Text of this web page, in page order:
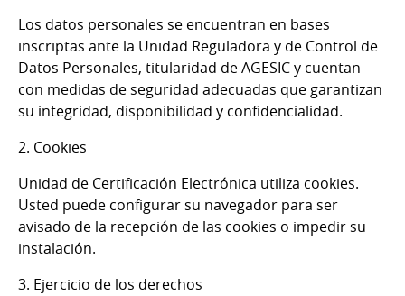
Los datos personales se encuentran en bases
inscriptas ante la Unidad Reguladora y de Control de
Datos Personales, titularidad de AGESIC y cuentan
con medidas de seguridad adecuadas que garantizan
su integridad, disponibilidad y confidencialidad.
2. Cookies
Unidad de Certificación Electrónica utiliza cookies.
Usted puede configurar su navegador para ser
avisado de la recepción de las cookies o impedir su
instalación.
3. Ejercicio de los derechos